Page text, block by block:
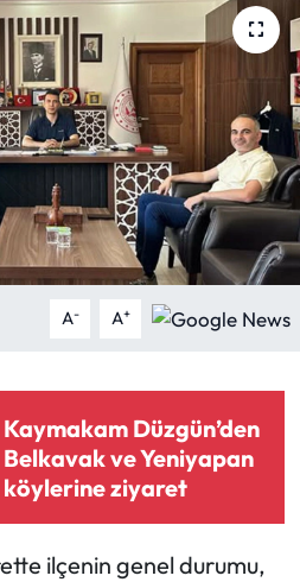
A- A+
Kaymakam Düzgün’den
Belkavak ve Yeniyapan
köylerine ziyaret
ilçenin genel durumu,